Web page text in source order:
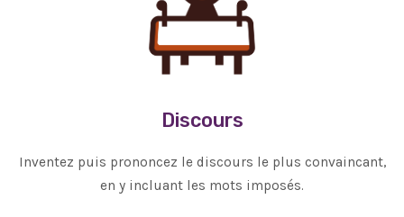
Discours
Inventez puis prononcez le discours le plus convaincant,
en y incluant les mots imposés.